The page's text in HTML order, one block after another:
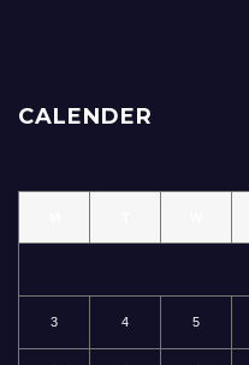
CALENDER
3 4 5